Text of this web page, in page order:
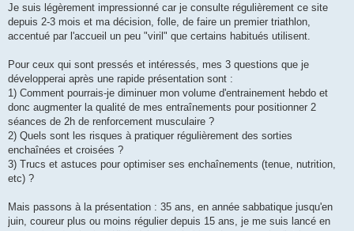
n
o
n
l
Je suis légèrement impressionné car je consulte régulièrement ce site
depuis 2-3 mois et ma décision, folle, de faire un premier triathlon,
accentué par l'accueil un peu "viril" que certains habitués utilisent.
Pour ceux qui sont pressés et intéressés, mes 3 questions que je
développerai après une rapide présentation sont :
1) Comment pourrais-je diminuer mon volume d'entrainement hebdo et
donc augmenter la qualité de mes entraînements pour positionner 2
séances de 2h de renforcement musculaire ?
2) Quels sont les risques à pratiquer régulièrement des sorties
enchaînées et croisées ?
3) Trucs et astuces pour optimiser ses enchaînements (tenue, nutrition,
etc) ?
Mais passons à la présentation : 35 ans, en année sabbatique jusqu'en
juin, coureur plus ou moins régulier depuis 15 ans, je me suis lancé en